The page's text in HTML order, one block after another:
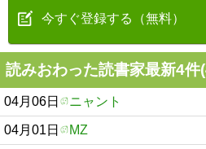
今すぐ登録する（無料）
読みおわった読書家最新4件
04月06日 ニャント
04月01日 MZ